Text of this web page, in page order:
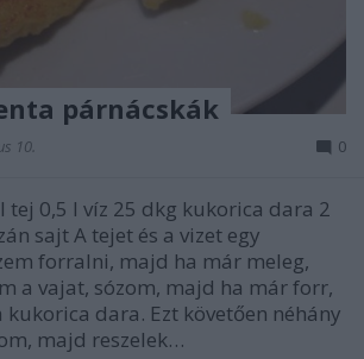
párnácskák
10. 0
tej 0,5 l víz 25 dkg kukorica dara 2
sajt A tejet és a vizet egy
forralni, majd ha már meleg,
a vajat, sózom, majd ha már forr,
kukorica dara. Ezt követően néhány
majd reszelek…